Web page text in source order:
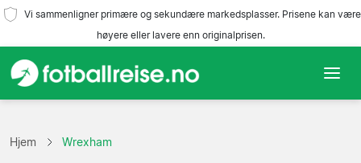
Vi sammenligner primære og sekundære markedsplasser. Prisene kan være
høyere eller lavere enn originalprisen.
Lag
Hjem Wrexham